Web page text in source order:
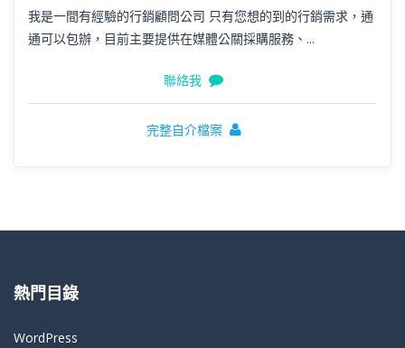
我是一間有經驗的行銷顧問公司 只有您想的到的行銷需求，通
通可以包辦，目前主要提供在媒體公關採購服務、...
聯絡我
完整自介檔案
熱門目錄
WordPress